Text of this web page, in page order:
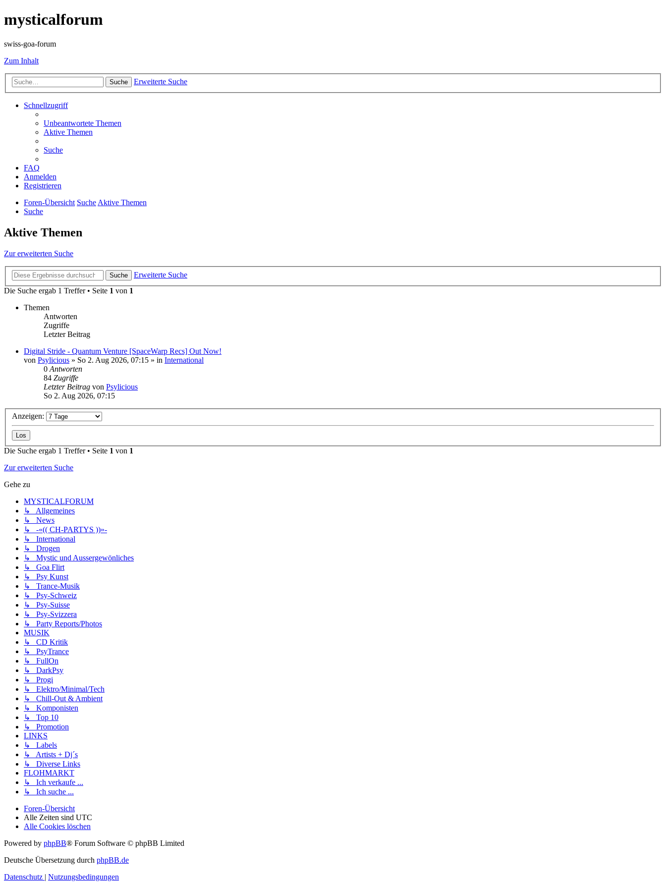
mysticalforum
swiss-goa-forum
Zum Inhalt
Suche Erweiterte Suche
Schnellzugriff
Unbeantwortete Themen
Aktive Themen
Suche
FAQ
Anmelden
Registrieren
Foren-Übersicht SucheAktive Themen
Suche
Aktive Themen
Zur erweiterten Suche
Suche
Erweiterte Suche
Die Suche ergab 1 Treffer • Seite 1 von 1
Themen
Antworten
Zugriffe
Letzter Beitrag
Digital Stride - Quantum Venture [SpaceWarp Recs] Out Now!
von Psylicious » So 2. Aug 2026, 07:15 » in International
0 Antworten
84 Zugriffe
Letzter Beitrag von Psylicious
So 2. Aug 2026, 07:15
Anzeigen:
Die Suche ergab 1 Treffer • Seite 1 von 1
Zur erweiterten Suche
Gehe zu
MYSTICALFORUM
↳ Allgemeines
↳ News
↳ -«(( CH-PARTYS ))»-
↳ International
↳ Drogen
↳ Mystic und Aussergewönliches
↳ Goa Flirt
↳ Psy Kunst
↳ Trance-Musik
↳ Psy-Schweiz
↳ Psy-Suisse
↳ Psy-Svizzera
↳ Party Reports/Photos
MUSIK
↳ CD Kritik
↳ PsyTrance
↳ FullOn
↳ DarkPsy
↳ Progi
↳ Elektro/Minimal/Tech
↳ Chill-Out & Ambient
↳ Komponisten
↳ Top 10
↳ Promotion
LINKS
↳ Labels
↳ Artists + Dj´s
↳ Diverse Links
FLOHMARKT
↳ Ich verkaufe ...
↳ Ich suche ...
Foren-Übersicht
Alle Zeiten sind UTC
Alle Cookies löschen
Powered by phpBB® Forum Software © phpBB Limited
Deutsche Übersetzung durch phpBB.de
Datenschutz
Nutzungsbedingungen